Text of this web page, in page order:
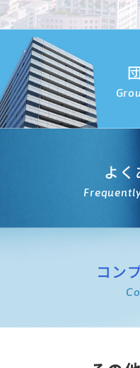
よく
コン